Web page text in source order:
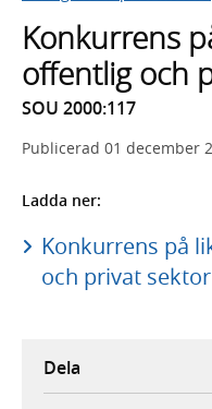
med
sökförslag
Konkurrens
offentlig och
SOU 2000:117
Publicerad 01 december
Ladda ner:
Konkurrens på
och privat
Dela